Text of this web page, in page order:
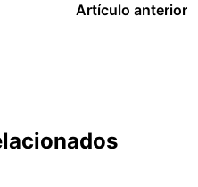
Artículo anterior